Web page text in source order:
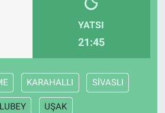
YATSI
21:45
KARAHALLI SİVASLI
UŞAK